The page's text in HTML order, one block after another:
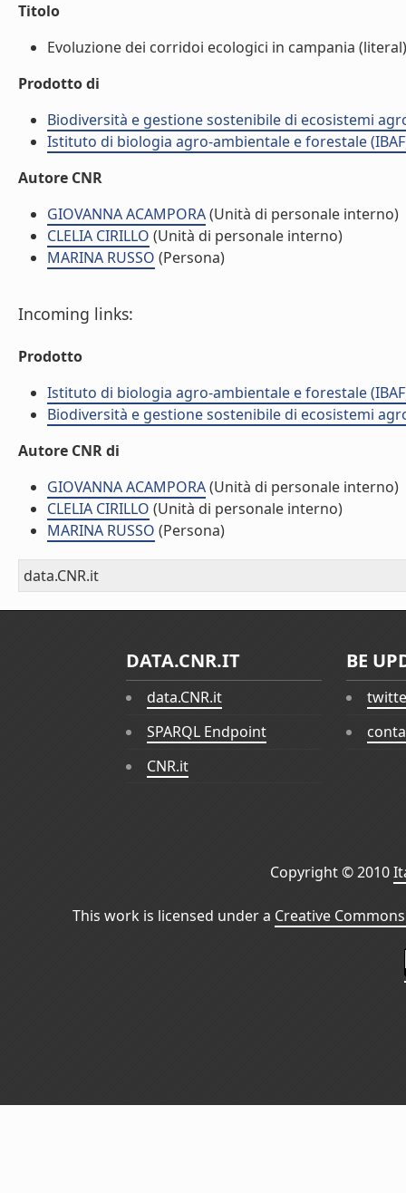
Titolo
Evoluzione dei corridoi ecologici in campania (literal)
Prodotto di
Biodiversità e gestione sostenibile di ecosistemi
Istituto di biologia agro-ambientale e forestale
Autore CNR
GIOVANNA ACAMPORA(Unità di personale interno)
CLELIA CIRILLO (Unità di personale interno)
MARINA RUSSO (Persona)
Incoming links:
Prodotto
Istituto di biologia agro-ambientale e forestale
Biodiversità e gestione sostenibile di ecosistemi
Autore CNR di
GIOVANNA ACAMPORA(Unità di personale interno)
CLELIA CIRILLO (Unità di personale interno)
MARINA RUSSO (Persona)
data.CNR.it
DATA.CNR.IT
data.CNR.it
SPARQL Endpoint
CNR.it
BE
Copyright © 2010
This work is licensed under a Creative